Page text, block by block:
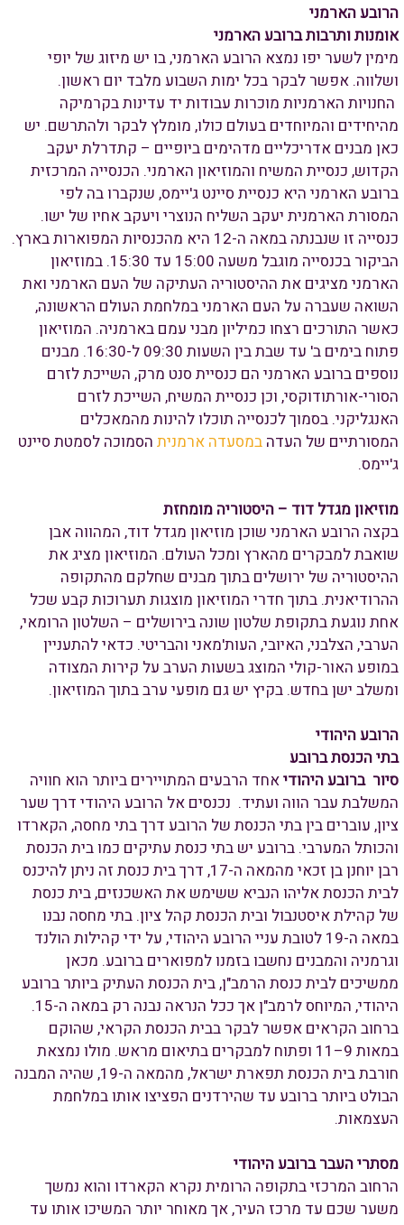
הרובע הארמני
אומנות ותרבות ברובע הארמני
מימין לשער יפו נמצא הרובע הארמני, בו יש מיזוג של יופי
ושלווה. אפשר לבקר בכל ימות השבוע מלבד יום ראשון.
החנויות הארמניות מוכרות עבודות יד עדינות בקרמיקה
מהיחידים והמיוחדים בעולם כולו, מומלץ לבקר ולהתרשם. יש
כאן מבנים אדריכליים מדהימים ביופיים – קתדרלת יעקב
הקדוש, כנסיית המשיח והמוזיאון הארמני. הכנסייה המרכזית
ברובע הארמני היא כנסיית סיינט ג'יימס, שנקברו בה לפי
המסורת הארמנית יעקב השליח הנוצרי ויעקב אחיו של ישו.
כנסייה זו שנבנתה במאה ה-12 היא מהכנסיות המפוארות בארץ.
הביקור בכנסייה מוגבל משעה 15:00 עד 15:30. במוזיאון
הארמני מציגים את ההיסטוריה העתיקה של העם הארמני ואת
השואה שעברה על העם הארמני במלחמת העולם הראשונה,
כאשר התורכים רצחו כמיליון מבני עמם בארמניה. המוזיאון
פתוח בימים ב' עד שבת בין השעות 09:30 ל-16:30. מבנים
נוספים ברובע הארמני הם כנסיית סנט מרק, השייכת לזרם
הסורי-אורתודוקסי, וכן כנסיית המשיח, השייכת לזרם
האנגליקני. בסמוך לכנסייה תוכלו להינות מהמאכלים
המסורתיים של העדה במסעדה ארמנית הסמוכה לסמטת סיינט
ג'יימס.
מוזיאון מגדל דוד – היסטוריה מומחזת
בקצה הרובע הארמני שוכן מוזיאון מגדל דוד, המהווה אבן
שואבת למבקרים מהארץ ומכל העולם. המוזיאון מציג את
ההיסטוריה של ירושלים בתוך מבנים שחלקם מהתקופה
ההרודיאנית. בתוך חדרי המוזיאון מוצגות תערוכות קבע שכל
אחת נוגעת בתקופת שלטון שונה בירושלים – השלטון הרומאי,
הערבי, הצלבני, האיובי, העות'מאני והבריטי. כדאי להתעניין
במופע האור-קולי המוצג בשעות הערב על קירות המצודה
ומשלב ישן בחדש. בקיץ יש גם מופעי ערב בתוך המוזיאון.
הרובע היהודי
בתי הכנסת ברובע
סיור ברובע היהודיאחד הרבעים המתויירים ביותר הוא חוויה
המשלבת עבר הווה ועתיד. נכנסים אל הרובע היהודי דרך שער
ציון, עוברים בין בתי הכנסת של הרובע דרך בתי מחסה, הקארדו
והכותל המערבי. ברובע יש בתי כנסת עתיקים כמו בית הכנסת
רבן יוחנן בן זכאי מהמאה ה-17, דרך בית כנסת זה ניתן להיכנס
לבית הכנסת אליהו הנביא ששימש את האשכנזים, בית כנסת
של קהילת איסטנבול ובית הכנסת קהל ציון. בתי מחסה נבנו
במאה ה-19 לטובת עניי הרובע היהודי, על ידי קהילות הולנד
וגרמניה והמבנים נחשבו בזמנו למפוארים ברובע. מכאן
ממשיכים לבית כנסת הרמב"ן, בית הכנסת העתיק ביותר ברובע
היהודי, המיוחס לרמב"ן אך ככל הנראה נבנה רק במאה ה-15.
ברחוב הקראים אפשר לבקר בבית הכנסת הקראי, שהוקם
במאות 9–11 ופתוח למבקרים בתיאום מראש. מולו נמצאת
חורבת בית הכנסת תפארת ישראל, מהמאה ה-19, שהיה המבנה
הבולט ביותר ברובע עד שהירדנים הפציצו אותו במלחמת
העצמאות.
מסתרי העבר ברובע היהודי
הרחוב המרכזי בתקופה הרומית נקרא הקארדו והוא נמשך
משער שכם עד מרכז העיר, אך מאוחר יותר המשיכו אותו עד